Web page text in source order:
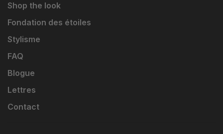
Shop the look
Fondation des étoiles
Stylisme
FAQ
Blogue
Lettres
Contact